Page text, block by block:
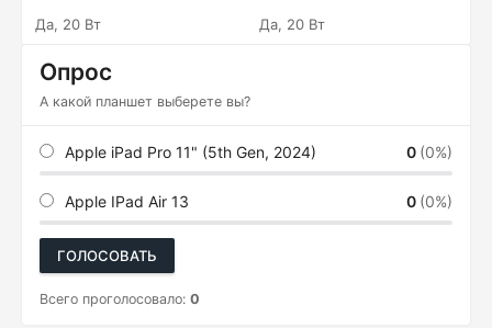
Да, 20 Вт
Да, 20 Вт
Опрос
А какой планшет выберете вы?
Apple iPad Pro 11" (5th Gen, 2024) 0 (0%)
Apple IPad Air 13 0 (0%)
ГОЛОСОВАТЬ
Всего проголосовало: 0